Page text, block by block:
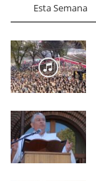
Esta Semana